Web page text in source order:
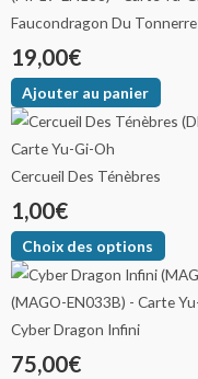
Faucondragon Du Tonnerre
19,00€
Ajouter au panier
Cercueil Des Ténèbres
1,00€
Choix des options
Cyber Dragon Infini
75,00€